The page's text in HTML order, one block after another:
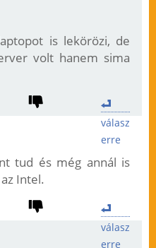
is lekörözi, de
volt hanem sima
válasz
erre
tud és még annál is
Intel.
válasz
erre